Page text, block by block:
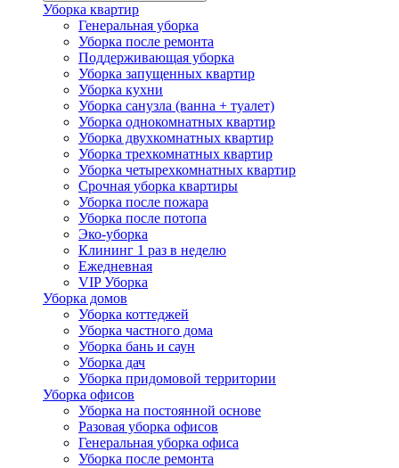
Уборка квартир
Генеральная уборка
Уборка после ремонта
Поддерживающая уборка
Уборка запущенных квартир
Уборка кухни
Уборка санузла (ванна + туалет)
Уборка однокомнатных квартир
Уборка двухкомнатных квартир
Уборка трехкомнатных квартир
Уборка четырехкомнатных квартир
Срочная уборка квартиры
Уборка после пожара
Уборка после потопа
Эко-уборка
Клининг 1 раз в неделю
Ежедневная
VIP Уборка
Уборка домов
Уборка коттеджей
Уборка частного дома
Уборка бань и саун
Уборка дач
Уборка придомовой территории
Уборка офисов
Уборка на постоянной основе
Разовая уборка офисов
Генеральная уборка офиса
Уборка после ремонта